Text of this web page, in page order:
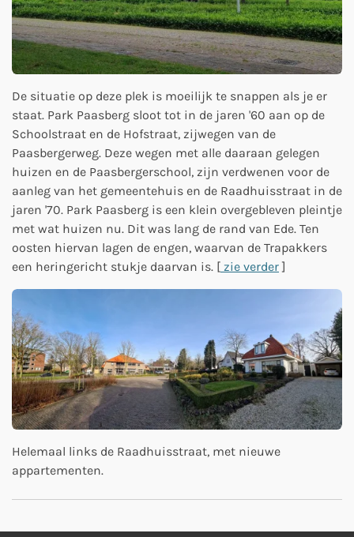
De situatie op deze plek is moeilijk te snappen als je er
staat. Park Paasberg sloot tot in de jaren '60 aan op de
Schoolstraat en de Hofstraat, zijwegen van de
Paasbergerweg. Deze wegen met alle daaraan gelegen
huizen en de Paasbergerschool, zijn verdwenen voor de
aanleg van het gemeentehuis en de Raadhuisstraat in de
jaren '70. Park Paasberg is een klein overgebleven pleintje
met wat huizen nu. Dit was lang de rand van Ede. Ten
oosten hiervan lagen de engen, waarvan de Trapakkers
een heringericht stukje daarvan is. [ zie verder]
Helemaal links de Raadhuisstraat, met nieuwe
appartementen.